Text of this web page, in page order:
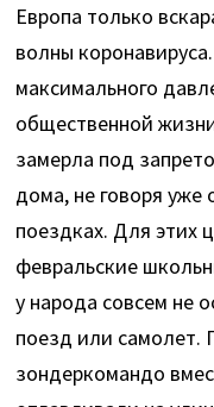
Европа только
волны
максимального
общественной
замерла под
дома, не говоря уже
поездках. Для этих
февральские
у народа совсем не
поезд или самолет.
зондеркомандо